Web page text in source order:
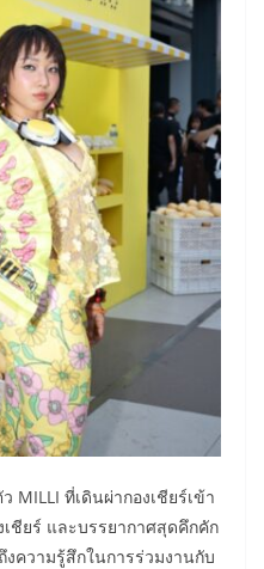
MILLI ที่เดินผ่ากองเชียร์เข้า
ชียร์ และบรรยากาศสุดคึกคัก
ความรู้สึกในการร่วมงานกับ